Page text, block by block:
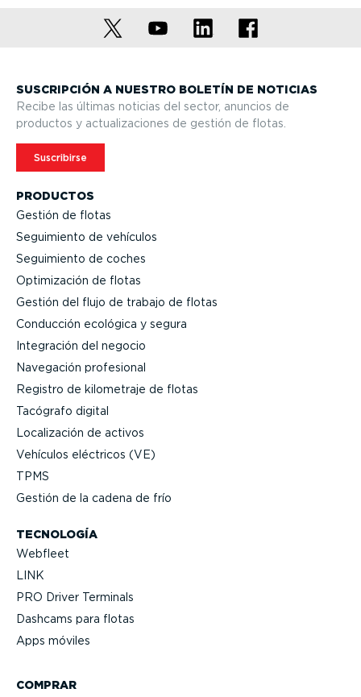
PRODUCTOS
Gestión de flotas
Seguimiento de vehículos
Seguimiento de coches
Optimi­zación de flotas
Gestión del flujo de trabajo de flotas
Conducción ecológica y segura
Integración del negocio
Navegación profesional
Registro de kilometraje de flotas
Tacógrafo digital
Locali­zación de activos
Vehículos eléctricos (VE)
TPMS
Gestión de la cadena de frío
TECNOLOGÍA
Webfleet
LINK
PRO Driver Terminals
Dashcams para flotas
Apps móviles
COMPRAR
SUSCRIPCIÓN A NUESTRO BOLETÍN DE NOTICIAS
Recibe las últimas noticias del sector, anuncios de
productos y actua­li­za­ciones de gestión de flotas.
Suscribirse